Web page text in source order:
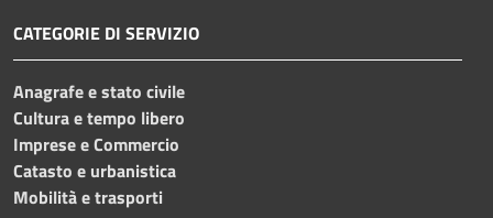
CATEGORIE DI SERVIZIO
Anagrafe e stato civile
Cultura e tempo libero
Imprese e Commercio
Catasto e urbanistica
Mobilità e trasporti